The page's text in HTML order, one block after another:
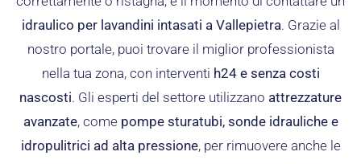
idraulico per lavandini intasati a Vallepietra. Grazie al
nostro portale, puoi trovare il miglior professionista
nella tua zona, con interventi h24 e senza costi
nascosti. Gli esperti del settore utilizzano attrezzature
avanzate, come pompe sturatubi, sonde idrauliche e
idropulitrici ad alta pressione, per rimuovere anche le